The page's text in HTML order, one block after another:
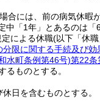
合には、前の病気休暇
「1年」とあるのは「6
による休職(以下「休
限に関する手続及び効
水町条例第46号)第22条
ものとする。
日を含むものとする。